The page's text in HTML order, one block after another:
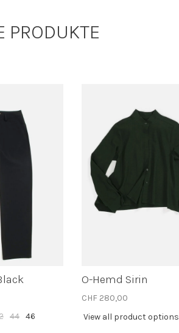
PRODUKTE
44 46
O-Hemd Sirin
CHF 280,00
View all product options